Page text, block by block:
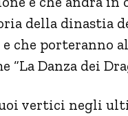
della dinastia
che porteranno
Danza dei
vertici negli